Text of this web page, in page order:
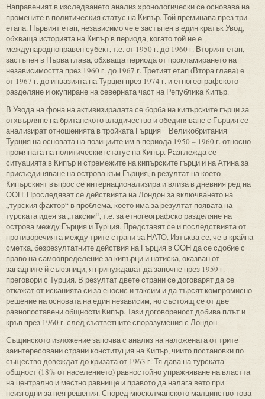
Направеният в изследването анализ хронологически се основава на
промените в политическия статус на Кипър. Той преминава през три
етапа. Първият етап, независимо че е застъпен в един кратък Увод,
обхваща историята на Кипър в периода, когато той не е
международноправен субект, т.е. от 1950 г. до 1960 г. Вторият етап,
застъпен в Първа глава, обхваща периода от прокламирането на
независимостта през 1960 г. до 1967 г. Третият етап (Втора глава) е
от 1967 г. до инвазията на Турция през 1974 г. и етногеографското
разделяне и окупиране на северната част на Република Кипър.
В Увода на фона на активизиралата се борба на кипърс­ките гърци за
отхвърляне на британското владичество и обединяване с Гърция се
анализират отношенията в тройката Гърция – Великобритания –
Турция на основата на позициите им в периода 1950 – 1960 г. относно
промяната на политическия статус на Кипър. Разглежда се
ситуацията в Кипър и стремежите на кипърските гърци и на Атина за
присъединяване на острова към Гърция, в резултат на което
Кипърският въпрос се интернационализира и влиза в дневния ред на
ООН. Проследяват се действията на Лондон за включването на
„турския фактор“ в проблема, което има за резултат появата на
турската идея за „таксим“, т.е. за етногеографско разделяне на
острова между Гърция и Турция. Представят се и последствията от
противоречията между трите страни за НАТО. Изтъква се, че в крайна
сметка, безрезултатните действия на Гърция в ООН да се сдобие с
право на самоопределение за кипърци и натиска, оказван от
западните й съюзници, я принуждават да започне през 1959 г.
преговори с Турция. В резултат двете страни се договарят да се
откажат от исканията си за еносис и таксим и да търсят компромисно
решение на основата на един независим, но състоящ се от две
равнопоставени общности Кипър. Тази договореност добива плът и
кръв през 1960 г. след съответните споразумения с Лондон.
Същинското изложение започва с анализ на наложената от трите
заинтересовани страни конституция на Кипър, чиито постановки по
същество довеждат до кризата от 1963 г. Тя дава на турската
общност (18% от населението) равностойно упражняване на властта
на централно и местно равнище и правото да налага вето при
неизгодни за нея решения. Според мюсюлманското малцинство това